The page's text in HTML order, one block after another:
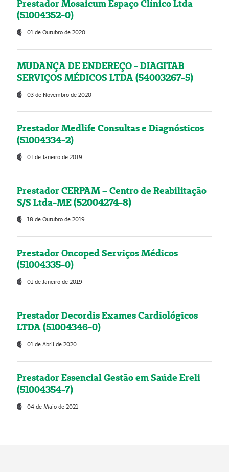
Prestador Mosaicum Espaço Clínico Ltda
(51004352-0)
01 de Outubro de 2020
MUDANÇA DE ENDEREÇO - DIAGITAB
SERVIÇOS MÉDICOS LTDA (54003267-5)
03 de Novembro de 2020
Prestador Medlife Consultas e Diagnósticos
(51004334-2)
01 de Janeiro de 2019
Prestador CERPAM – Centro de Reabilitação
S/S Ltda-ME (52004274-8)
18 de Outubro de 2019
Prestador Oncoped Serviços Médicos
(51004335-0)
01 de Janeiro de 2019
Prestador Decordis Exames Cardiológicos
LTDA (51004346-0)
01 de Abril de 2020
Prestador Essencial Gestão em Saúde Ereli
(51004354-7)
04 de Maio de 2021